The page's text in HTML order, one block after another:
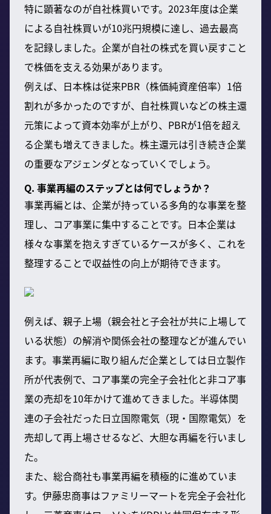
特に顕著なのが自社株買いです。2023年度は企業
による自社株買いが10兆円規模に達し、過去最高
を記録しました。企業が自社の株式を買い戻すこと
で株価を支える効果があります。
例えば、日本株は従来PBR（株価純資産倍率）1倍
割れが多かったのですが、自社株買いなどの株主還
元策によって資本効率が上がり、PBRが1倍を超え
る企業も増えてきました。株主還元は引き続き企業
の重要なアジェンダとなっていくでしょう。
Q. 事業再編のステップとは何でしょうか？
事業再編とは、企業が持っている多角的な事業を整
理し、コア事業に集中することです。日本企業は
様々な事業を抱えすぎているケースが多く、これを
整理することで収益性の向上が期待できます。
例えば、親子上場（親会社と子会社が共に上場して
いる状態）の解消や関係会社の整理などが進んでい
ます。事業再編に取り組んだ企業としては日立製作
所が代表例で、コア事業の完全子会社化と非コア事
業の売却を10年かけて進めてきました。半導体関
連の子会社だった日立国際電気（現・国際電気）を
売却して再上場させるなど、大胆な再編を行いまし
た。
また、総合商社も事業再編を積極的に進めていま
す。伊藤忠商事はファミリーマートを完全子会社化